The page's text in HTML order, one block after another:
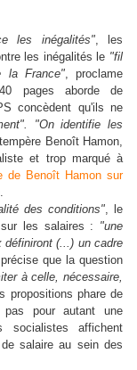
les inégalités", les
les inégalités le "fil
la France", proclame
pages aborde de
concèdent qu'ils ne
"On identifie les
Benoît Hamon,
et trop marqué à
de Benoît Hamon sur
des conditions", le
les salaires : "une
définiront (...) un cadre
que la question
à celle, nécessaire,
propositions phare de
pour autant une
socialistes affichent
salaire au sein des